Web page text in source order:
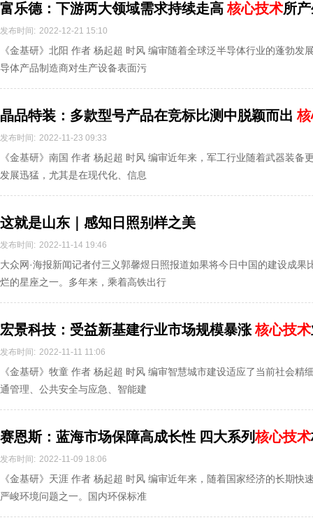
富乐德：下游两大领域需求持续走高核心技术所
发布时间: 2022-12-21 15:10
《金基研》北阳 作者 杨起超 时风 编审随着全球泛半导体行业的蓬勃发
导体产品制造商对生产设备表面污
晶品特装：多款型号产品在竞标比测中脱颖而出
发布时间: 2022-11-23 09:33
《金基研》南国 作者 杨起超 时风 编审近年来，军工行业随着武器装备
发展迅猛，尤其是在现代化、信息
这就是山东｜感知日照别样之美
发布时间: 2022-11-14 19:46
大众网·海报新闻记者付三义郭馨煜日照报道如果将今日中国的建设成
烂的星座之一。多年来，乘着高铁出行
宏景科技：受益新基建行业市场规模暴涨核心技术
发布时间: 2022-11-11 11:06
《金基研》牧童 作者 杨起超 时风 编审智慧城市建设适应了当前社会精
通管理、公共安全与应急、智能建
赛恩斯：蓝海市场保障高成长性 四大系列核心技术
发布时间: 2022-11-09 18:06
《金基研》天涯 作者 杨起超 时风 编审近年来，随着国家经济的长期快
严峻环境问题之一。国内环保标准